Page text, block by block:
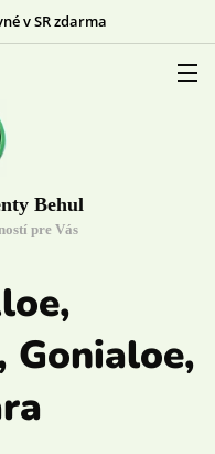
v SR zdarma
Behul
pre Vás
Gonialoe,